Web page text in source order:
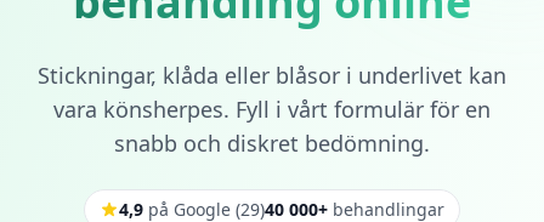
Stickningar, klåda eller blåsor i underlivet kan
vara könsherpes. Fyll i vårt formulär för en
snabb och diskret bedömning.
4,9 på Google (29)40 000+ behandlingar